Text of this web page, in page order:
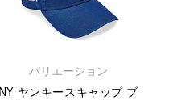
バリエーション
NY ヤンキースキャップ ブ